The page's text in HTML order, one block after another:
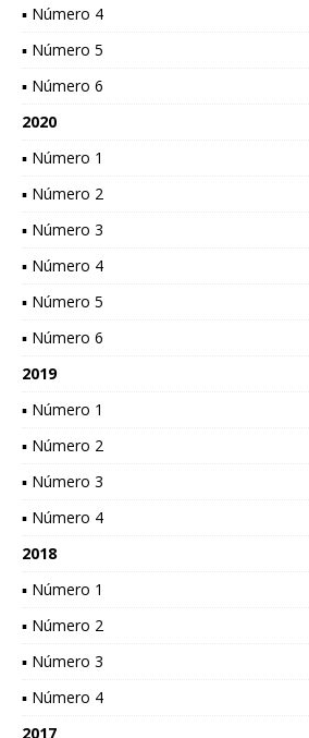
▪ Número 4
▪ Número 5
▪ Número 6
2020
▪ Número 1
▪ Número 2
▪ Número 3
▪ Número 4
▪ Número 5
▪ Número 6
2019
▪ Número 1
▪ Número 2
▪ Número 3
▪ Número 4
2018
▪ Número 1
▪ Número 2
▪ Número 3
▪ Número 4
2017